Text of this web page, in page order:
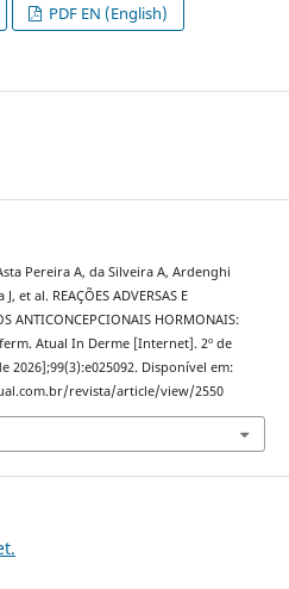
PDF EN (English)
Pereira A, da Silveira A, Ardenghi
et al. REAÇÕES ADVERSAS E
ANTICONCEPCIONAIS HORMONAIS:
Atual In Derme [Internet]. 2º de
2026];99(3):e025092. Disponível em:
revista/article/view/2550